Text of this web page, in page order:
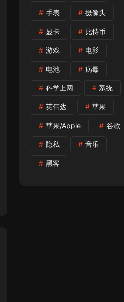
手表 摄像头
显卡 比特币
游戏 电影
电池 病毒
科学上网 系统
英伟达 苹果
苹果/Apple 谷歌
隐私 音乐
黑客